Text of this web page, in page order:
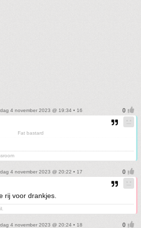
4 november 2023 @ 19:34 • 16
Fat bastard
4 november 2023 @ 20:22 • 17
rij voor drankjes.
4 november 2023 @ 20:24 • 18